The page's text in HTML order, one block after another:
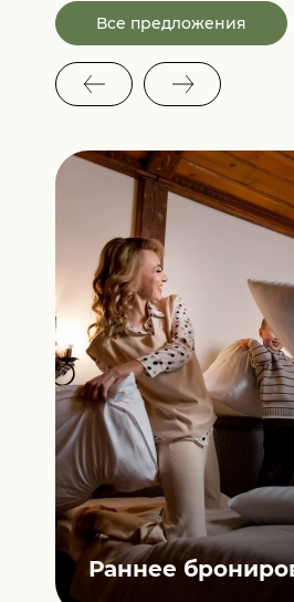
Все предложения
Раннее